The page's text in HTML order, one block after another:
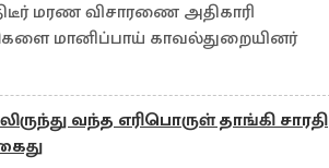
மரண விசாரணை அதிகாரி
மானிப்பாய் காவல்துறையினர்
வந்த எரிபொருள் தாங்கி சாரதி